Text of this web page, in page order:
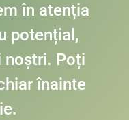
în atenția
potențial,
noștri. Poți
înainte